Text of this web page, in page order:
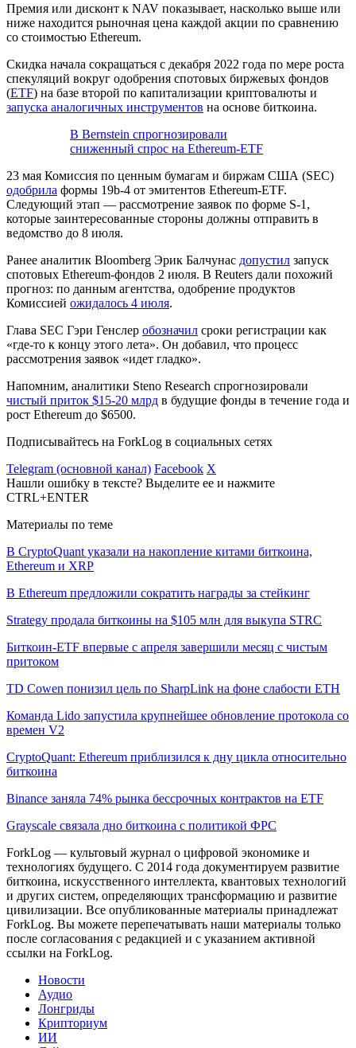
Премия или дисконт к NAV показывает, насколько выше или
ниже находится рыночная цена каждой акции по сравнению
со стоимостью Ethereum.
Скидка начала сокращаться с декабря 2022 года по мере роста
спекуляций вокруг одобрения спотовых биржевых фондов
(ETF) на базе второй по капитализации криптовалюты и
запуска аналогичных инструментов на основе биткоина.
В Bernstein спрогнозировали
сниженный спрос на Ethereum-ETF
23 мая Комиссия по ценным бумагам и биржам США (SEC)
одобрила формы 19b-4 от эмитентов Ethereum-ETF.
Следующий этап — рассмотрение заявок по форме S-1,
которые заинтересованные стороны должны отправить в
ведомство до 8 июля.
Ранее аналитик Bloomberg Эрик Балчунас допустил запуск
спотовых Ethereum-фондов 2 июля. В Reuters дали похожий
прогноз: по данным агентства, одобрение продуктов
Комиссией ожидалось 4 июля.
Глава SEC Гэри Генслер обозначил сроки регистрации как
«где-то к концу этого лета». Он добавил, что процесс
рассмотрения заявок «идет гладко».
Напомним, аналитики Steno Research cпрогнозировали
чистый приток $15-20 млрд в будущие фонды в течение года и
рост Ethereum до $6500.
Подписывайтесь на ForkLog в социальных сетях
Telegram (основной канал) Facebook X
Нашли ошибку в тексте? Выделите ее и нажмите
CTRL+ENTER
Материалы по теме
В CryptoQuant указали на накопление китами биткоина,
Ethereum и XRP
В Ethereum предложили сократить награды за стейкинг
Strategy продала биткоины на $105 млн для выкупа STRC
Биткоин-ETF впервые с апреля завершили месяц с чистым
притоком
TD Cowen понизил цель по SharpLink на фоне слабости ETH
Команда Lido запустила крупнейшее обновление протокола со
времен V2
CryptoQuant: Ethereum приблизился к дну цикла относительно
биткоина
Binance заняла 74% рынка бессрочных контрактов на ETF
Grayscale связала дно биткоина с политикой ФРС
ForkLog — культовый журнал о цифровой экономике и
технологиях будущего. С 2014 года документируем развитие
биткоина, искусственного интеллекта, квантовых технологий
и других систем, определяющих трансформацию и развитие
цивилизации. Все опубликованные материалы принадлежат
ForkLog. Вы можете перепечатывать наши материалы только
после согласования с редакцией и с указанием активной
ссылки на ForkLog.
Новости
Аудио
Лонгриды
Крипториум
ИИ